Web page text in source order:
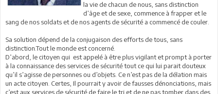
la vie de chacun de nous, sans distinction
d’âge et de sexe, commence à frapper et le
sang de nos soldats et de nos agents de sécurité a commencé de couler.
Sa solution dépend de la conjugaison des efforts de tous, sans
distinction.Tout le monde est concerné.
D’abord, le citoyen qui est appelé à être plus vigilant et prompt à porter
à la connaissance des services de sécurité tout ce qui lui parait douteux
qu’il s’agisse de personnes ou d’objets. Ce n’est pas de la délation mais
un acte citoyen. Certes, Il pourrait y avoir de fausses dénonciations, mais
c’est aux services de sécurité de faire le tri et de ne pas tomber dans des